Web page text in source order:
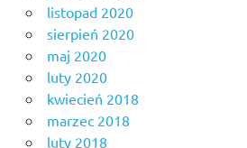
listopad 2020
sierpień 2020
maj 2020
luty 2020
kwiecień 2018
marzec 2018
luty 2018